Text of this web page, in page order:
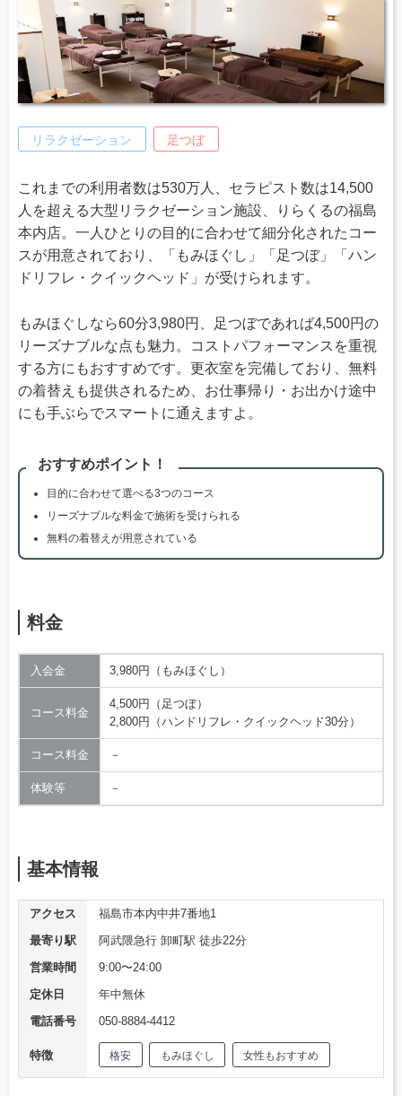
リラクゼーション 足つぼ
これまでの利用者数は530万人、セラピスト数は14,500
人を超える大型リラクゼーション施設、りらくるの福島
本内店。一人ひとりの目的に合わせて細分化されたコー
スが用意されており、「もみほぐし」「足つぼ」「ハン
ドリフレ・クイックヘッド」が受けられます。
もみほぐしなら60分3,980円、足つぼであれば4,500円の
リーズナブルな点も魅力。コストパフォーマンスを重視
する方にもおすすめです。更衣室を完備しており、無料
の着替えも提供されるため、お仕事帰り・お出かけ途中
にも手ぶらでスマートに通えますよ。
おすすめポイント！
目的に合わせて選べる3つのコース
リーズナブルな料金で施術を受けられる
無料の着替えが用意されている
料金
入会金 3,980円（もみほぐし）
コース料金
4,500円（足つぼ）
2,800円（ハンドリフレ・クイックヘッド30分）
コース料金 －
体験等 －
基本情報
アクセス
福島市本内中井7番地1
最寄り駅
阿武隈急行 卸町駅 徒歩22分
営業時間
9:00〜24:00
定休日
年中無休
電話番号
050-8884-4412
特徴 格安 もみほぐし 女性もおすすめ